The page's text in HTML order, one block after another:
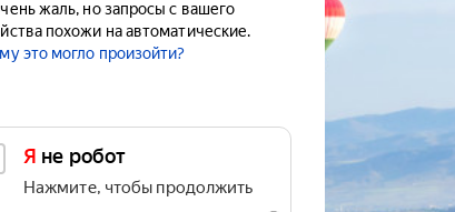
жаль, но запросы с вашего
похожи на автоматические.
это могло произойти?
Я не робот
Нажмите, чтобы продолжить